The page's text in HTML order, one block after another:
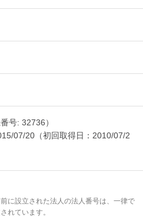
番号: 32736）
07/20（初回取得日：2010/07/2
に設立された法人の法人番号は、一律で
れています。